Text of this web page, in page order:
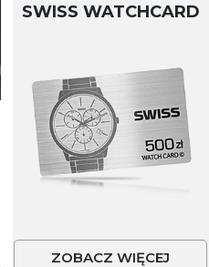
SWISS WATCHCARD
ZOBACZ WIĘCEJ